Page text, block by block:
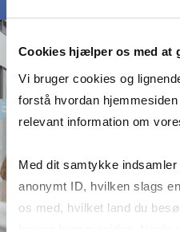
Cookies hjælper os med at
Vi bruger cookies og
forstå hvordan
relevant information om
Med dit samtykke
anonymt ID, hvilken slags
os med, hvilket land du